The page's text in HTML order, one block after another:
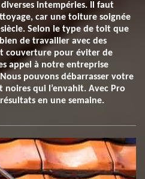
intempéries. Il faut
car une toiture soignée
Selon le type de toit que
de travailler avec des
couverture pour éviter de
appel à notre entreprise
pouvons débarrasser votre
noires qui l’envahit. Avec Pro
en une semaine.